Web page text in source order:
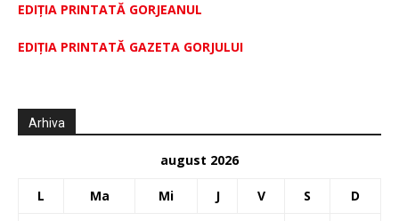
EDIȚIA PRINTATĂ GORJEANUL
EDIŢIA PRINTATĂ GAZETA GORJULUI
Arhiva
august 2026
L Ma Mi J V S D